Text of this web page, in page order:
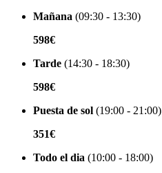
Mañana (09:30 - 13:30)
598€
Tarde (14:30 - 18:30)
598€
Puesta de sol (19:00 - 21:00)
351€
Todo el dia (10:00 - 18:00)